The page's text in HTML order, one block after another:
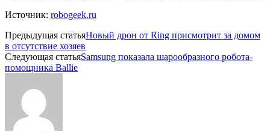
Источник: robogeek.ru
Предыдущая статьяНовый дрон от Ring присмотрит за домом
в отсутствие хозяев
Следующая статьяSamsung показала шарообразного робота-
помощника Ballie